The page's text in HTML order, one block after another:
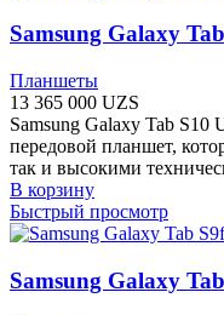
Samsung Galaxy
Планшеты
13 365 000 UZS
Samsung Galaxy Tab
передовой планшет,
так и высокими
В корзину
Быстрый просмотр
Samsung Galaxy